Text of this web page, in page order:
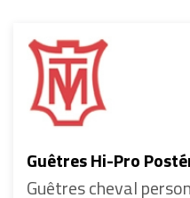
Guêtres Hi-Pro
Guêtres cheval